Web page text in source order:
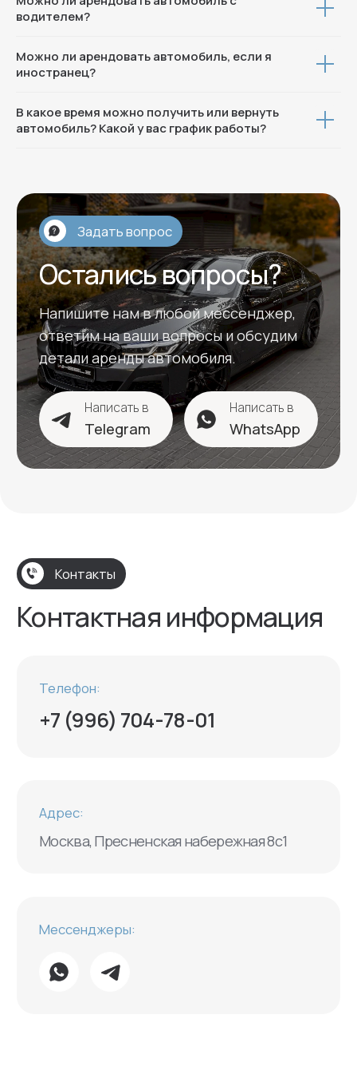
водителем?
Можно ли арендовать автомобиль, если я
иностранец?
В какое время можно получить или вернуть
автомобиль? Какой у вас график работы?